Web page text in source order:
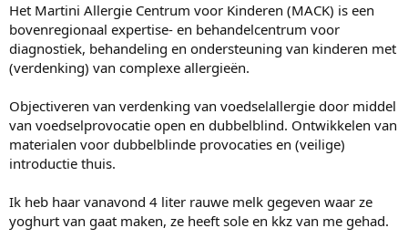
Het Martini Allergie Centrum voor Kinderen (MACK) is een
bovenregionaal expertise- en behandelcentrum voor
diagnostiek, behandeling en ondersteuning van kinderen met
(verdenking) van complexe allergieën.
Objectiveren van verdenking van voedselallergie door middel
van voedselprovocatie open en dubbelblind. Ontwikkelen van
materialen voor dubbelblinde provocaties en (veilige)
introductie thuis.
Ik heb haar vanavond 4 liter rauwe melk gegeven waar ze
yoghurt van gaat maken, ze heeft sole en kkz van me gehad.